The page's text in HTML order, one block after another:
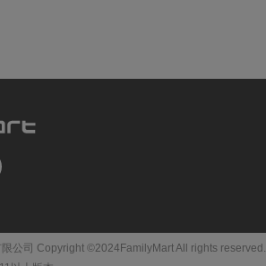
公司 Copyright ©2024FamilyMart All rights reserved.